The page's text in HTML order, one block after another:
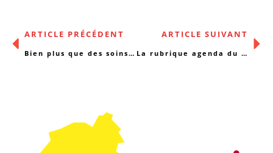
ARTICLE PRÉCÉDENT
Bien plus que des soins ! Zorg en zoveel meer !
ARTICLE SUIVANT
La rubrique agenda du 03/03/2020